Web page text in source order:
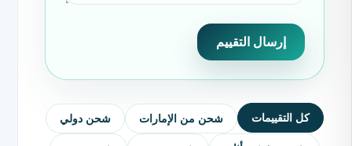
إرسال التقييم
كل التقييمات شحن من الإمارات شحن دولي